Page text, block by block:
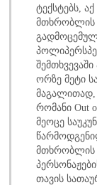
ტექსტებს,
მთხრობლის
ორზე მეტი
მაგალითად,
რომანი Out
მეოცე
მთხრობლის
თავის